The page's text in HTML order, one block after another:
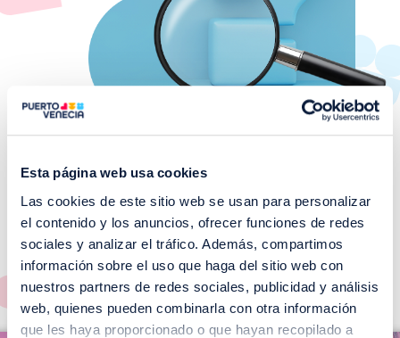
Esta página web usa cookies
Las cookies de este sitio web se usan para personalizar
el contenido y los anuncios, ofrecer funciones de redes
sociales y analizar el tráfico. Además, compartimos
información sobre el uso que haga del sitio web con
nuestros partners de redes sociales, publicidad y análisis
web, quienes pueden combinarla con otra información
que les haya proporcionado o que hayan recopilado a
¡No te pierdas nuestros
EVENTOS!
Ver todos >